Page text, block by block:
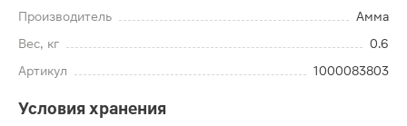
Производитель
Амма
Вес, кг
0.6
Артикул
1000083803
Условия хранения